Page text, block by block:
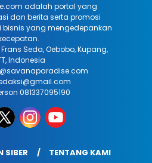
adalah portal yang
dan berita serta promosi
yang mengedepankan
Seda, Oebobo, Kupang,
Indonesia
081337095190
SIBER TENTANG KAMI